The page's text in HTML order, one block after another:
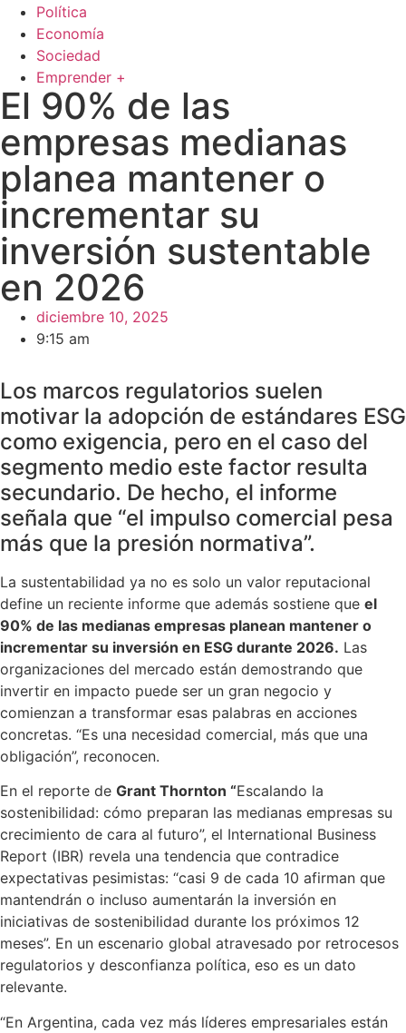
Política
Economía
Sociedad
Emprender +
El 90% de las
empresas medianas
planea mantener o
incrementar su
inversión sustentable
en 2026
diciembre 10, 2025
9:15 am
Los marcos regulatorios suelen
motivar la adopción de estándares ESG
como exigencia, pero en el caso del
segmento medio este factor resulta
secundario. De hecho, el informe
señala que “el impulso comercial pesa
más que la presión normativa”.
La sustentabilidad ya no es solo un valor reputacional
define un reciente informe que además sostiene que el
90% de las medianas empresas planean mantener o
incrementar su inversión en ESG durante 2026. Las
organizaciones del mercado están demostrando que
invertir en impacto puede ser un gran negocio y
comienzan a transformar esas palabras en acciones
concretas. “Es una necesidad comercial, más que una
obligación”, reconocen.
En el reporte de Grant Thornton “Escalando la
sostenibilidad: cómo preparan las medianas empresas su
crecimiento de cara al futuro”, el International Business
Report (IBR) revela una tendencia que contradice
expectativas pesimistas: “casi 9 de cada 10 afirman que
mantendrán o incluso aumentarán la inversión en
iniciativas de sostenibilidad durante los próximos 12
meses”. En un escenario global atravesado por retrocesos
regulatorios y desconfianza política, eso es un dato
relevante.
“En Argentina, cada vez más líderes empresariales están